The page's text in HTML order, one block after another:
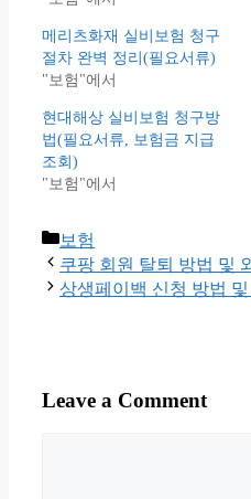
메리츠화재 실비보험 청구
절차 완벽 정리(필요서류)
"보험"에서
현대해상 실비보험 청구방
법(필요서류, 보험금 지급
조회)
"보험"에서
Categories
보험
쿠팡 회원 탈퇴 방법 및
상생페이백 신청 방법 및
Leave a Comment